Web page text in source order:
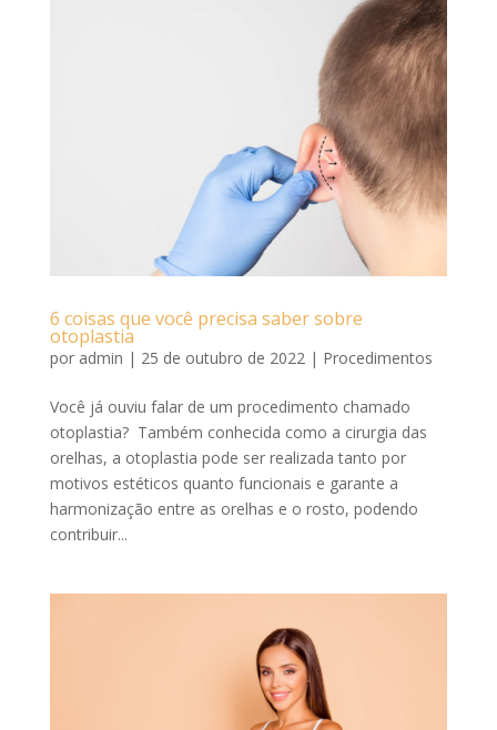
6 coisas que você precisa saber sobre
otoplastia
por admin | 25 de outubro de 2022| Procedimentos
Você já ouviu falar de um procedimento chamado
otoplastia? Também conhecida como a cirurgia das
orelhas, a otoplastia pode ser realizada tanto por
motivos estéticos quanto funcionais e garante a
harmonização entre as orelhas e o rosto, podendo
contribuir...